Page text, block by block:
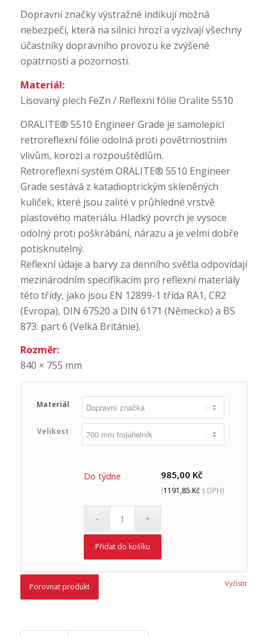
Dopravní značky výstražné indikují možná
nebezpečí, která na silnici hrozí a vyzívají všechny
účastníky dopravního provozu ke zvýšené
opatrnosti a pozornosti.
Materiál:
Lisovaný plech FeZn / Reflexní fólie Oralite 5510
ORALITE® 5510 Engineer Grade je samolepící
retroreflexní fólie odolná proti povětrnostním
vlivům, korozi a rozpouštědlům.
Retroreflexní systém ORALITE® 5510 Engineer
Grade sestává z katadioptrickým skleněných
kuliček, které jsou zalité v průhledné vrstvě
plastového materiálu. Hladký povrch je vysoce
odolný proti poškrábání, nárazu a je velmi dobře
potisknutelný.
Reflexní údaje a barvy za denního světla odpovídají
mezinárodním specifikacím pro reflexní materiály
této třídy, jako jsou EN 12899-1 třída RA1, CR2
(Evropa), DIN 67520 a DIN 6171 (Německo) a BS
873: part 6 (Velká Británie).
Rozměr:
840 × 755 mm
Materiál
Velikost
Vyčistit
985,00 Kč
(1191,85 Kč s DPH)
Do týdne
Přidat do košíku
Porovnat produkt